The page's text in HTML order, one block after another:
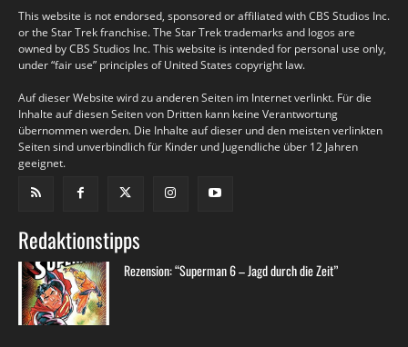
This website is not endorsed, sponsored or affiliated with CBS Studios Inc.
or the Star Trek franchise. The Star Trek trademarks and logos are
owned by CBS Studios Inc. This website is intended for personal use only,
under “fair use” principles of United States copyright law.
Auf dieser Website wird zu anderen Seiten im Internet verlinkt. Für die
Inhalte auf diesen Seiten von Dritten kann keine Verantwortung
übernommen werden. Die Inhalte auf dieser und den meisten verlinkten
Seiten sind unverbindlich für Kinder und Jugendliche über 12 Jahren
geeignet.
Redaktionstipps
Rezension: “Superman 6 – Jagd durch die Zeit”